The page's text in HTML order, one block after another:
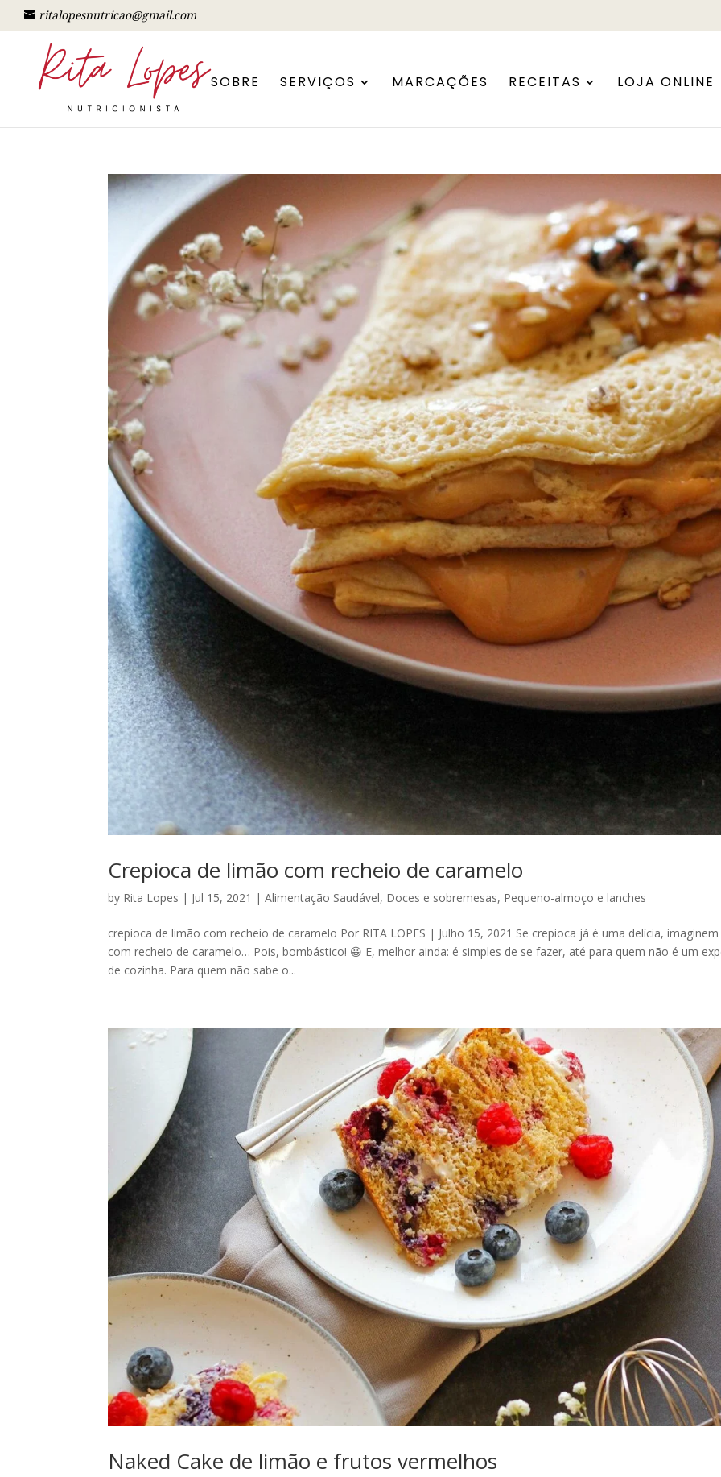
ritalopesnutricao@gmail.com
SOBRE SERVIÇOS MARCAÇÕES RECEITAS LOJA ONLINE
Crepioca de limão com recheio de caramelo
by Rita Lopes | Jul 15, 2021 |Alimentação Saudável, Doces e sobremesas, Pequeno-almoço e lanches
crepioca de limão com recheio de caramelo Por RITA LOPES | Julho 15, 2021 Se crepioca já é uma delícia, imaginem
com recheio de caramelo… Pois, bombástico! 😀 E, melhor ainda: é simples de se fazer, até para quem não é um
de cozinha. Para quem não sabe o...
Naked Cake de limão e frutos vermelhos